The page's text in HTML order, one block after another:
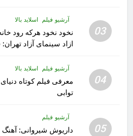
03
آرشیو فیلم اسلاید بالا
نخود نخود هرکه رود
ازاد سینمای آزاد تهران:
04
آرشیو فیلم اسلاید بالا
معرفی فیلم کوتاه
توابی
05
آرشیو فیلم
داریوش شیروانی: